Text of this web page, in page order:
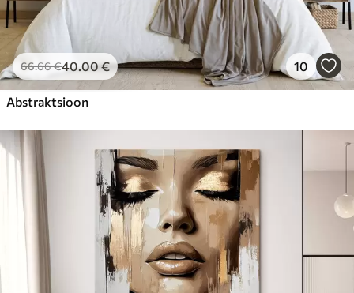
66.66€40.00€ 10
Abstraktsioon